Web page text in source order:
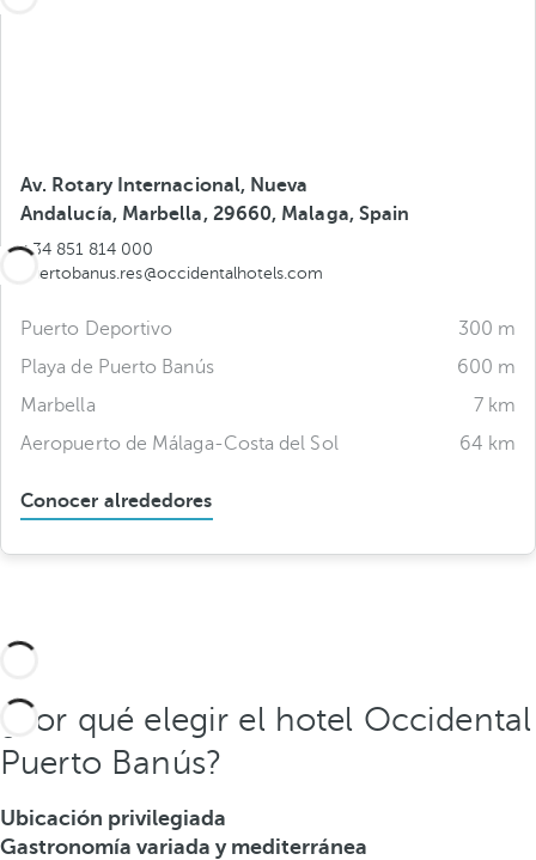
Av. Rotary Internacional, Nueva
Andalucía, Marbella, 29660, Malaga, Spain
+34 851 814 000
puertobanus.res@occidentalhotels.com
Puerto Deportivo
300 m
Playa de Puerto Banús
600 m
Marbella
7 km
Aeropuerto de Málaga-Costa del Sol
64 km
Conocer alrededores
¿Por qué elegir el hotel Occidental
Puerto Banús?
Ubicación privilegiada
Gastronomía variada y mediterránea